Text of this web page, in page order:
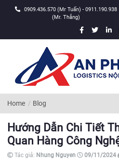
0909.436.570 (Mr Tuấn) - 0911.190.938
(Mr. Thắng)
Home Blog
Hướng Dẫn Chi Tiết
Quan Hàng Công
Tác giả: Nhung Nguyen 09/11/2024